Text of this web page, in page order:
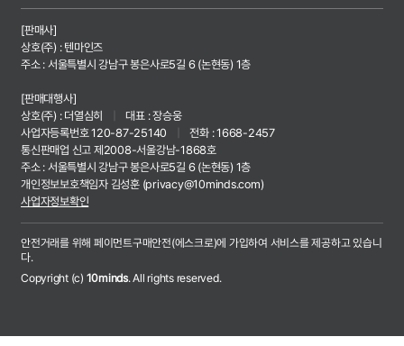
[판매사]
상호(주) : 텐마인즈
주소 : 서울특별시 강남구 봉은사로5길 6 (논현동) 1층
[판매대행사]
상호(주) : 더열심히
대표 : 장승웅
사업자등록번호 120-87-25140
전화 : 1668-2457
통신판매업 신고 제2008-서울강남-1868호
주소 : 서울특별시 강남구 봉은사로5길 6 (논현동) 1층
개인정보보호책임자 김성훈 (privacy@10minds.com)
사업자정보확인
안전거래를 위해 페이먼트구매안전(에스크로)에 가입하여 서비스를 제공하고 있습니
다.
Copyright (c) 10minds. All rights reserved.